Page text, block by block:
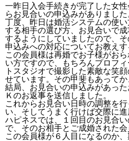
一昨日入会手続きが完了した女
らお見合いの申込みがありました
丁度、昨日は婚活システムの使
する相手の選び方、お見合いで
するようにしていましたので、
申込みへの対応についてお教えす
この会員様は再婚でお子様がお
い方ですので、もちろんプロフ
トスタジオで撮影した素敵な笑
せています。その甲斐もあってか
結局、お見合いの申込みがあっ
Ｋのお返事を送信しました。
これからお見合い日時の調整を
い、そしてうまく行けば交際に進
ハピネスでは、１回目のお見合
で、そのお相手とご成婚された会
この会員様が６人目になるのか、